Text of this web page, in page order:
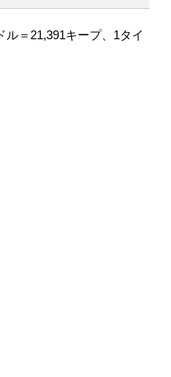
＝21,391キープ、1タイ